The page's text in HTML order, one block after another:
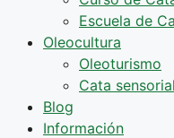
Escuela de
Oleocultura
Oleoturismo
Cata sensorial
Blog
Información